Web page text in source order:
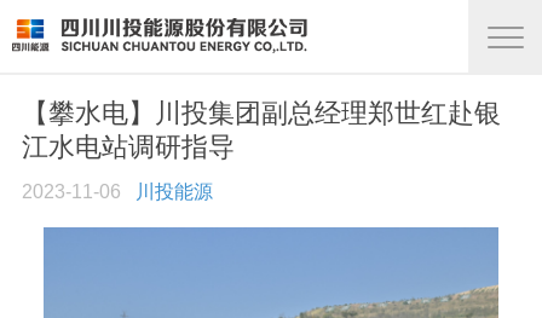
【攀水电】川投集团副总经理郑世红赴银
江水电站调研指导
2023-11-06 川投能源